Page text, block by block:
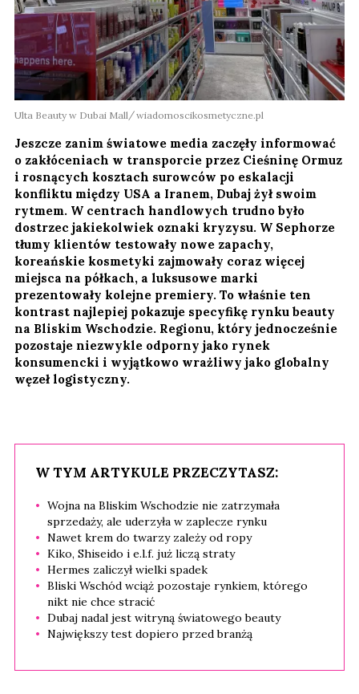
Ulta Beauty w Dubai Mall wiadomoscikosmetyczne.pl
Jeszcze zanim światowe media zaczęły informować
o zakłóceniach w transporcie przez Cieśninę Ormuz
i rosnących kosztach surowców po eskalacji
konfliktu między USA a Iranem, Dubaj żył swoim
rytmem. W centrach handlowych trudno było
dostrzec jakiekolwiek oznaki kryzysu. W Sephorze
tłumy klientów testowały nowe zapachy,
koreańskie kosmetyki zajmowały coraz więcej
miejsca na półkach, a luksusowe marki
prezentowały kolejne premiery. To właśnie ten
kontrast najlepiej pokazuje specyfikę rynku beauty
na Bliskim Wschodzie. Regionu, który jednocześnie
pozostaje niezwykle odporny jako rynek
konsumencki i wyjątkowo wrażliwy jako globalny
węzeł logistyczny.
W TYM ARTYKULE PRZECZYTASZ:
Wojna na Bliskim Wschodzie nie zatrzymała
sprzedaży, ale uderzyła w zaplecze rynku
Nawet krem do twarzy zależy od ropy
Kiko, Shiseido i e.l.f. już liczą straty
Hermes zaliczył wielki spadek
Bliski Wschód wciąż pozostaje rynkiem, którego
nikt nie chce stracić
Dubaj nadal jest witryną światowego beauty
Największy test dopiero przed branżą